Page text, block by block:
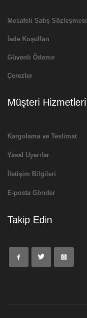
Mesafeli Satış Sözleşmesi
İade Koşulları
Güvenli Ödeme
Çerezler
Müşteri Hizmetleri
Kargolama ve Teslimat
Yasal Uyarılar
İletişim Bilgileri
E-posta Gönder
Takip Edin